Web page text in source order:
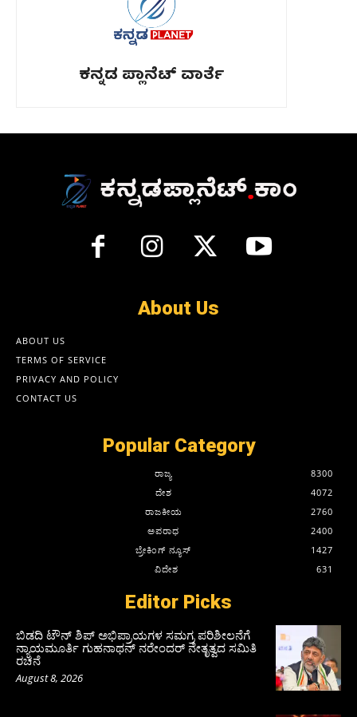
ಕನ್ನಡ ಪ್ಲಾನೆಟ್ ವಾರ್ತೆ
About Us
ABOUT US
TERMS OF SERVICE
PRIVACY AND POLICY
CONTACT US
Popular Category
ರಾಜ್ಯ
8300
ದೇಶ
4072
ರಾಜಕೀಯ
2760
ಅಪರಾಧ
2400
ಬ್ರೇಕಿಂಗ್ ನ್ಯೂಸ್
1427
ವಿದೇಶ
631
Editor Picks
ಬಿಡದಿ ಟೌನ್ ಶಿಪ್ ಅಭಿಪ್ರಾಯಗಳ ಸಮಗ್ರ ಪರಿಶೀಲನೆಗೆ
ನ್ಯಾಯಮೂರ್ತಿ ಗುಹನಾಥನ್ ನರೇಂದರ್ ನೇತೃತ್ವದ ಸಮಿತಿ
ರಚನೆ
August 8, 2026